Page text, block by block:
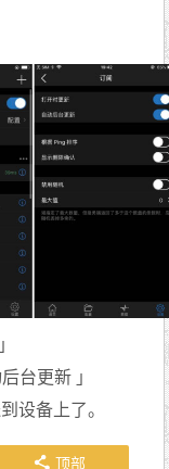
台更新 」
设备上了。
顶部